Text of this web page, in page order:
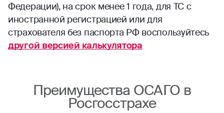
Федерации), на срок менее 1 года, для ТС с
иностранной регистрацией или для
страхователя без паспорта РФ воспользуйтесь
другой версией калькулятора
Преимущества ОСАГО в
Росгосстрахе